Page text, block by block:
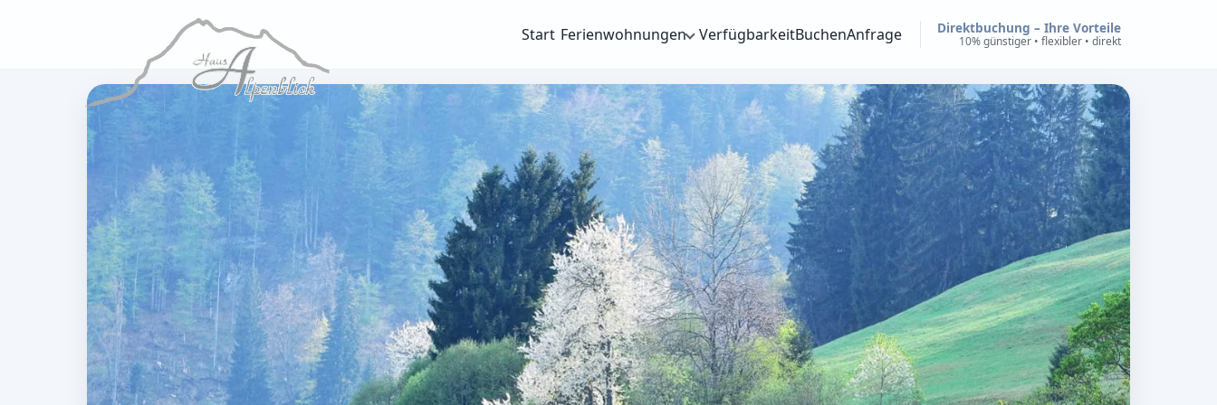
Start Ferienwohnungen VerfügbarkeitBuchenAnfrage Direktbuchung – Ihre Vorteile
10% günstiger • flexibler • direkt